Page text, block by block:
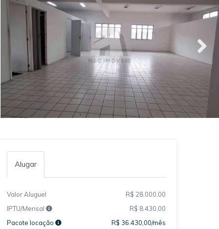
Alugar
Valor Aluguel
R$ 28.000,00
IPTU/Mensal
R$ 8.430,00
Pacote locação
R$ 36.430,00/mês